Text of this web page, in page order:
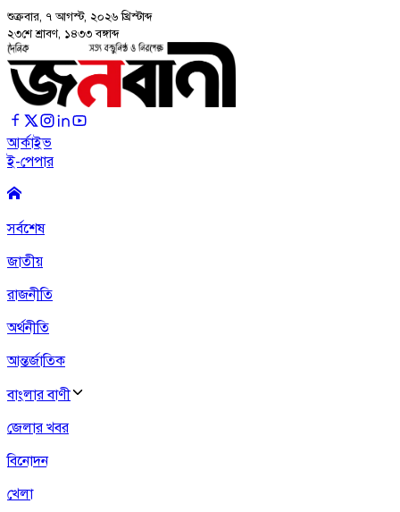
শুক্রবার, ৭ আগস্ট, ২০২৬ খ্রিস্টাব্দ
২৩শে শ্রাবণ, ১৪৩৩ বঙ্গাব্দ
আর্কাইভ
ই-পেপার
সর্বশেষ
জাতীয়
রাজনীতি
অর্থনীতি
আন্তর্জাতিক
বাংলার বাণী
জেলার খবর
বিনোদন
খেলা